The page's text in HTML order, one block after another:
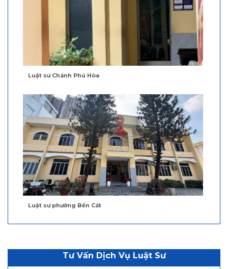
Luật sư Chánh Phú Hòa
Luật sư phường Bến Cát
Tư Vấn Dịch Vụ Luật Sư